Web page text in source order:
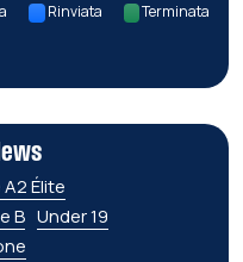
Rinviata Terminata
Élite
B Under 19